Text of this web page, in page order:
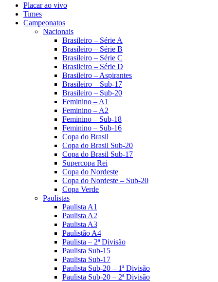
Placar ao vivo
Times
Campeonatos
Nacionais
Brasileiro – Série A
Brasileiro – Série B
Brasileiro – Série C
Brasileiro – Série D
Brasileiro – Aspirantes
Brasileiro – Sub-17
Brasileiro – Sub-20
Feminino – A1
Feminino – A2
Feminino – Sub-18
Feminino – Sub-16
Copa do Brasil
Copa do Brasil Sub-20
Copa do Brasil Sub-17
Supercopa Rei
Copa do Nordeste
Copa do Nordeste – Sub-20
Copa Verde
Paulistas
Paulista A1
Paulista A2
Paulista A3
Paulistão A4
Paulista – 2ª Divisão
Paulista Sub-15
Paulista Sub-17
Paulista Sub-20 – 1ª Divisão
Paulista Sub-20 – 2ª Divisão